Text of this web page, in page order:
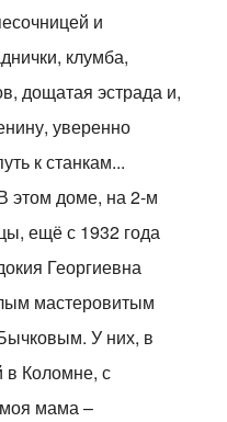
и
клумба,
дощатая эстрада и,
уверенно
к станкам...
этом доме, на 2-м
ещё с 1932 года
Георгиевна
мастеровитым
У них, в
в Коломне, с
мама –